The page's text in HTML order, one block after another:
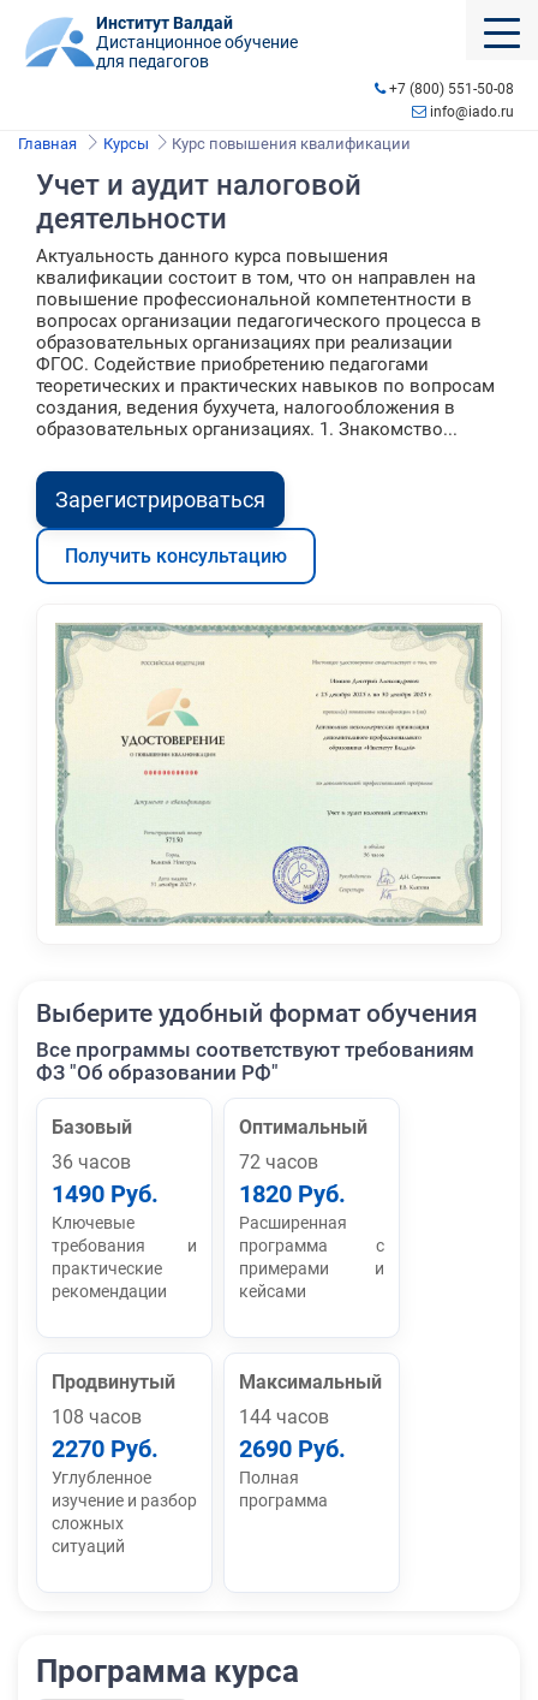
Институт Валдай
Дистанционное обучение
для педагогов
+7 (800) 551-50-08
info@iado.ru
Главная Курсы Курс повышения квалификации
Учет и аудит налоговой
деятельности
Актуальность данного курса повышения
квалификации состоит в том, что он направлен на
повышение профессиональной компетентности в
вопросах организации педагогического процесса в
образовательных организациях при реализации
ФГОС. Содействие приобретению педагогами
теоретических и практических навыков по вопросам
создания, ведения бухучета, налогообложения в
образовательных организациях. 1. Знакомство...
Зарегистрироваться
Получить консультацию
Выберите удобный формат обучения
Все программы соответствуют требованиям
ФЗ "Об образовании РФ"
Базовый
36 часов
1490 Руб.
Ключевые
требования и
практические
рекомендации
Оптимальный
72 часов
1820 Руб.
Расширенная
программа с
примерами и
кейсами
Продвинутый
108 часов
2270 Руб.
Углубленное
изучение и разбор
сложных
ситуаций
Максимальный
144 часов
2690 Руб.
Полная
программа
Программа курса